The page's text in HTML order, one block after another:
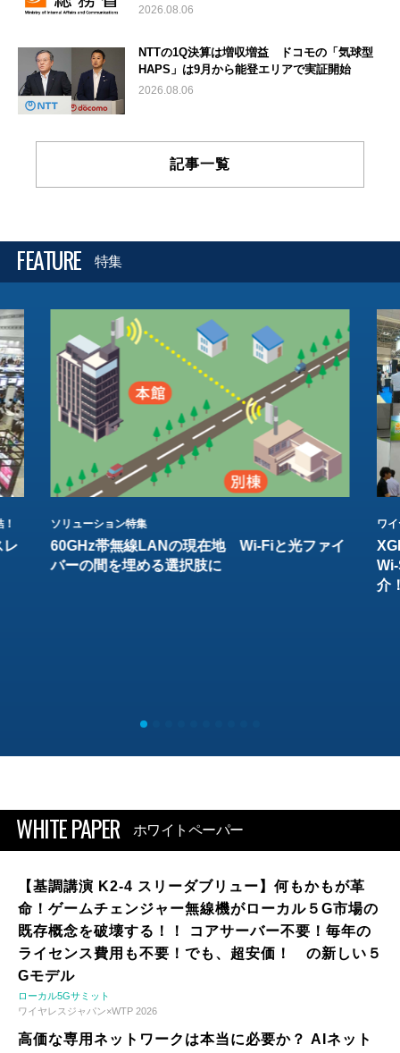
2026.08.06
NTTの1Q決算は増収増益 ドコモの「気球型
HAPS」は9月から能登エリアで実証開始
2026.08.06
記事一覧
FEATURE 特集
レ
ソリューション特集
60GHz帯無線LANの現在地 Wi-Fiと光ファイ
バーの間を埋める選択肢に
ワ
介
WHITE PAPER ホワイトペーパー
【基調講演 K2-4 スリーダブリュー】何もかもが革
命！ゲームチェンジャー無線機がローカル５G市場の
既存概念を破壊する！！ コアサーバー不要！毎年の
ライセンス費用も不要！でも、超安価！ の新しい５
Gモデル
ローカル5Gサミット
ワイヤレスジャパン×WTP 2026
高価な専用ネットワークは本当に必要か？ AIネット